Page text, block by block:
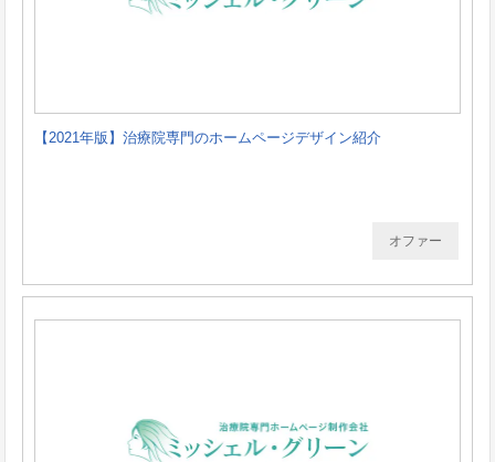
【2021年版】治療院専門のホームページデザイン紹介
オファー